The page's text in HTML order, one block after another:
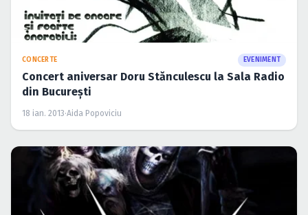
CONCERTE EVENIMENT
Concert aniversar Doru Stănculescu la Sala Radio
din Bucureşti
18 ian. 2013·Aida Popoviciu